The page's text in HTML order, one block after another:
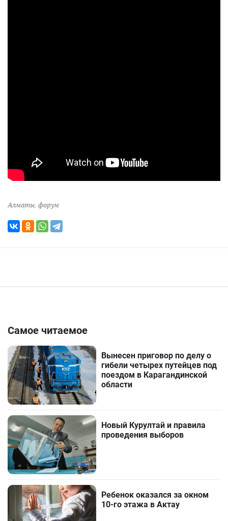
Алматы, форум
Самое читаемое
Вынесен приговор по делу о
гибели четырех путейцев под
поездом в Карагандинской
области
Новый Курултай и правила
проведения выборов
Ребенок оказался за окном
10-го этажа в Актау